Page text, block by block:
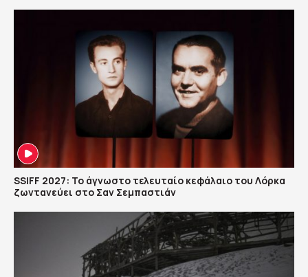
SSIFF 2027: Το άγνωστο τελευταίο κεφάλαιο του Λόρκα
ζωντανεύει στο Σαν Σεμπαστιάν